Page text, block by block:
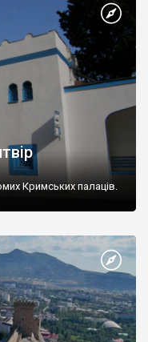
Кримських палаців.